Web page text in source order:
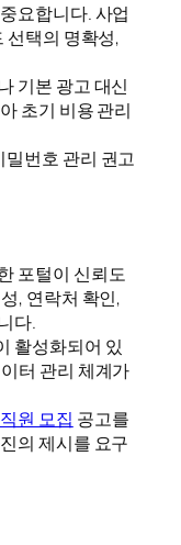
요합니다. 사업
선택의 명확성,
기본 광고 대신
초기 비용 관리
번호 관리 권고
포털이 신뢰도
, 연락처 확인,
다.
활성화되어 있
터 관리 체계가
원 모집 공고를
의 제시를 요구